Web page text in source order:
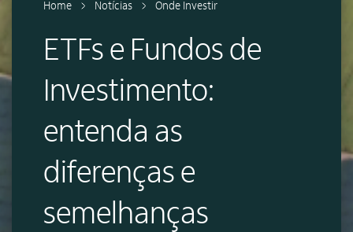
Home Notícias Onde Investir
ETFs e Fundos de
Investimento:
entenda as
diferenças e
semelhanças